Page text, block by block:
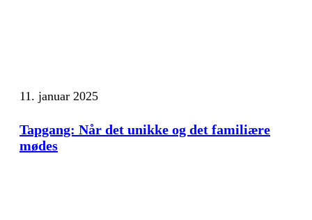
11. januar 2025
Tapgang: Når det unikke og det familiære
mødes